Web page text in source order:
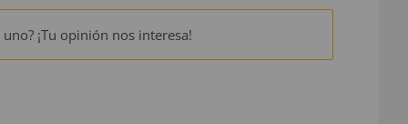
¡Tu opinión nos interesa!